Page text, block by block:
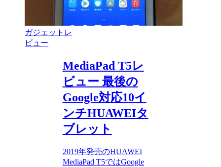
ガジェットレ
ビュー
MediaPad T5レ
ビュー 最後の
Google対応10イ
ンチHUAWEIタ
ブレット
2019年発売のHUAWEI
MediaPad T5ではGoogle